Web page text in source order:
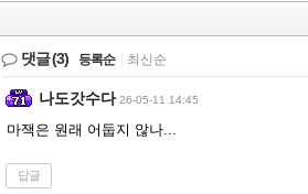
댓글(3) 등록순 최신순
나도갓수다 26-05-11 14:45
마잭은 원래 어둡지 않나...
답글